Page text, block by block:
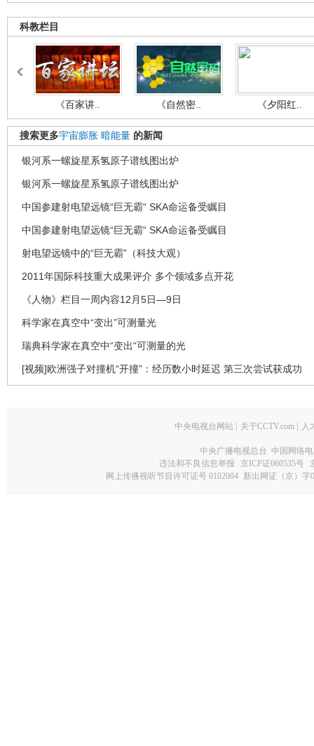
科教栏目
《百家讲.. 《自然密.. 《夕阳红..
搜索更多宇宙膨胀 暗能量 的新闻
银河系一螺旋星系氢原子谱线图出炉
银河系一螺旋星系氢原子谱线图出炉
中国参建射电望远镜“巨无霸“ SKA命运备受瞩目
中国参建射电望远镜“巨无霸“ SKA命运备受瞩目
射电望远镜中的“巨无霸”（科技大观）
2011年国际科技重大成果评介 多个领域多点开花
《人物》栏目一周内容12月5日—9日
科学家在真空中“变出”可测量光
瑞典科学家在真空中“变出“可测量的光
[视频]欧洲强子对撞机“开撞”：经历数小时延迟 第三次尝试获成功
中央电视台网站 | 关于CCTV.com | 人
中央广播电视总台 中国网络
违法和不良信息举报
京ICP证060535号
网上传播视听节目许可证号 0102004 新出网证（京）